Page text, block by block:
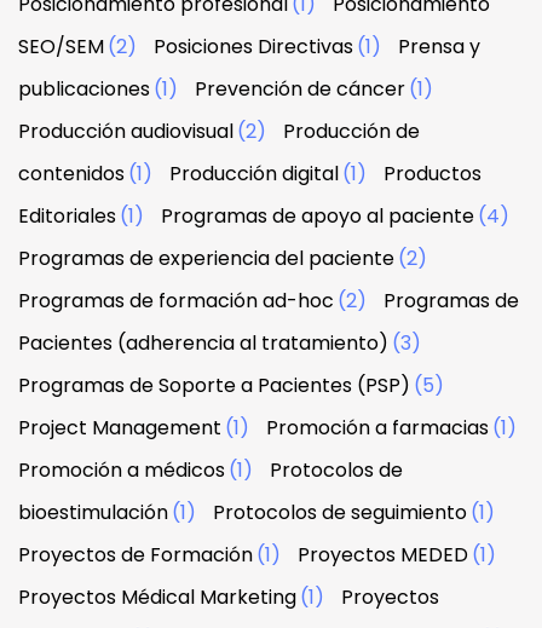
SEO/SEM(2) Posiciones Directivas(1)
Prensa y
publicaciones(1) Prevención de cáncer(1)
Producción audiovisual(2)
Producción de
contenidos(1) Producción digital(1)
Productos
Editoriales(1) Programas de apoyo al paciente(4)
Programas de experiencia del paciente(2)
Programas de formación ad-hoc (2)
Programas de
Pacientes (adherencia al tratamiento) (3)
Programas de Soporte a Pacientes (PSP) (5)
Project Management (1) Promoción a farmacias(1)
Promoción a médicos(1)
Protocolos de
bioestimulación(1) Protocolos de seguimiento(1)
Proyectos de Formación(1) Proyectos MEDED(1)
Proyectos Médical Marketing(1)
Proyectos